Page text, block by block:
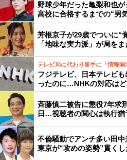
野球少年だった亀梨和也
高校に合格するまでの“男
芳根京子が29歳でついに“
「地味な実力派」が局を
テレビ局に代わり勝手に「情報開
フジテレビ、日本テレビ
ったのに…NHKの対応はど
斉藤慎二被告に懲役7年求
日…視聴者の関心は執行猶
不倫騒動でアンチ多い田
東京が“攻めの姿勢”貫く